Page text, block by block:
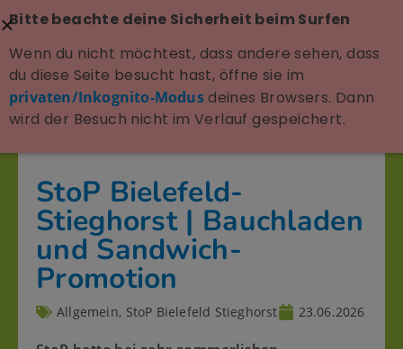
StoP Bielefeld-
Stieghorst | Bauchladen
und Sandwich-
Promotion
Allgemein, StoP Bielefeld Stieghorst 23.06.2026
Bitte beachte deine Sicherheit beim Surfen
Wenn du nicht möchtest, dass andere sehen, dass
du diese Seite besucht hast, öffne sie im
privaten/Inkognito-Modusdeines Browsers. Dann
wird der Besuch nicht im Verlauf gespeichert.